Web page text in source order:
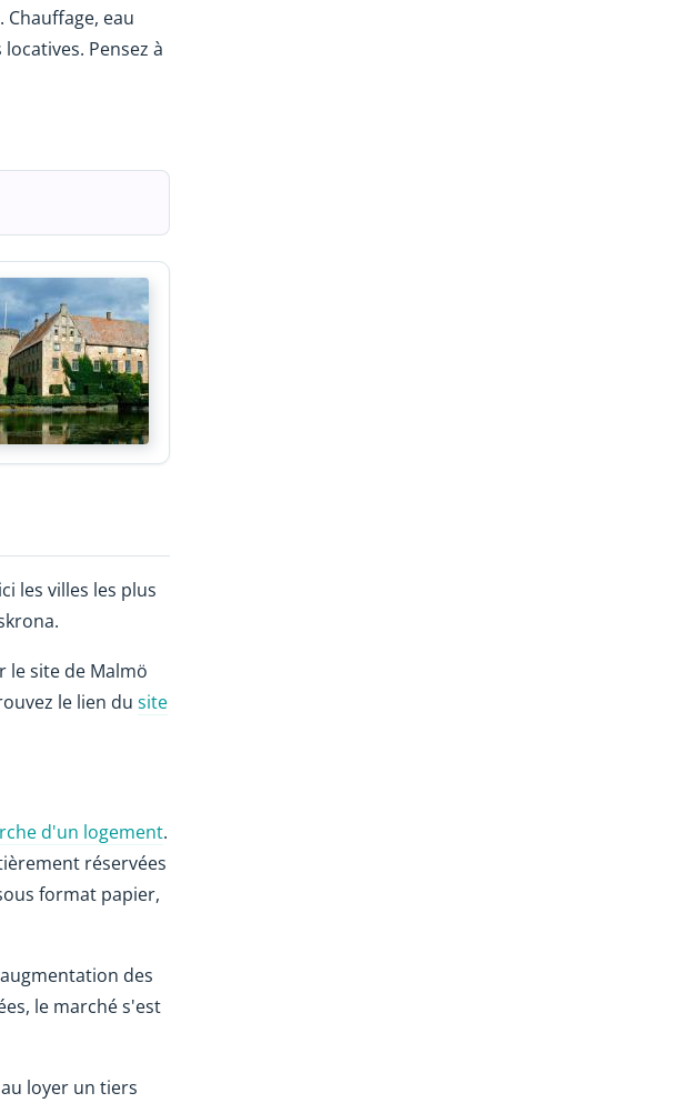
eau
Pensez à
les villes les plus
le site de Malmö
le lien du site
d'un logement.
réservées
format papier,
des
le marché s'est
loyer un tiers